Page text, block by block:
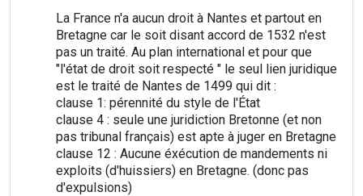
La France n'a aucun droit à Nantes et partout en
Bretagne car le soit disant accord de 1532 n'est
pas un traité. Au plan international et pour que
"l'état de droit soit respecté " le seul lien juridique
est le traité de Nantes de 1499 qui dit :
clause 1: pérennité du style de l'État
clause 4 : seule une juridiction Bretonne (et non
pas tribunal français) est apte à juger en Bretagne
clause 12 : Aucune éxécution de mandements ni
exploits (d'huissiers) en Bretagne. (donc pas
d'expulsions)